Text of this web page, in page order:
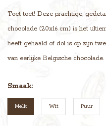
Toet toet! Deze prachtige,
chocolade (20x16 cm) is het
heeft gehaald of dol is op zijn
van eerlijke Belgische chocolade.
Smaak:
Melk Wit Puur